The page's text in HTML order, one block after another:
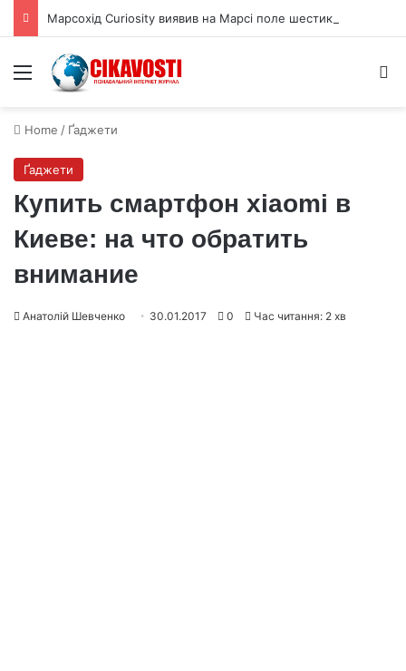
Menu
Home / Ґаджети
Ґаджети
Купить смартфон xiaomi в
Киеве: на что обратить
внимание
Анатолій Шевченко 30.01.2017 0 Час читання: 2 хв